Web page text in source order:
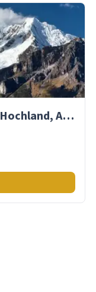
Peru Reiseführer – Tipps zu Hochland, Amazonas & Inka-Erbe